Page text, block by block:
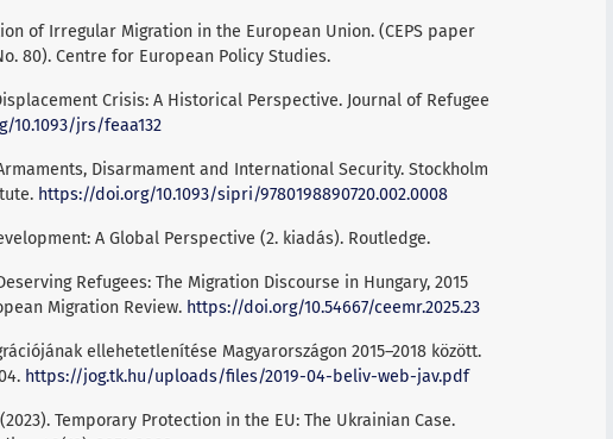
of Irregular Migration in the European Union. (CEPS paper
80). Centre for European Policy Studies.
Crisis: A Historical Perspective. Journal of Refugee
10.1093/jrs/feaa132
Armaments, Disarmament and International Security. Stockholm
https://doi.org/10.1093/sipri/9780198890720.002.0008
A Global Perspective (2. kiadás). Routledge.
Refugees: The Migration Discourse in Hungary, 2015
Migration Review. https://doi.org/10.54667/ceemr.2025.23
ellehetetlenítése Magyarországon 2015–2018 között.
https://jog.tk.hu/uploads/files/2019-04-beliv-web-jav.pdf
Temporary Protection in the EU: The Ukrainian Case.